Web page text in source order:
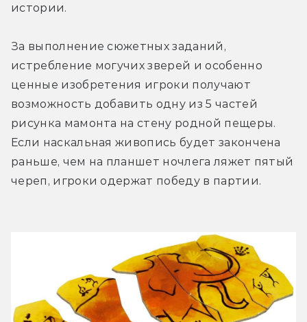
истории.
За выполнение сюжетных заданий,
истребление могучих зверей и особенно
ценные изобретения игроки получают
возможность добавить одну из 5 частей
рисунка мамонта на стену родной пещеры.
Если наскальная живопись будет закончена
раньше, чем на планшет ночлега ляжет пятый
череп, игроки одержат победу в партии.